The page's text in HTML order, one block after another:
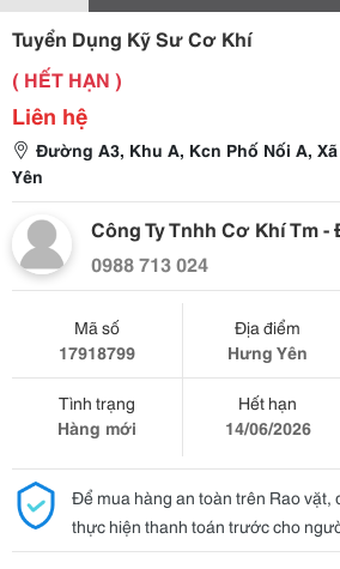
Tuyển Dụng Kỹ Sư Cơ Khí
( HẾT HẠN )
Liên hệ
Đường A3, Khu A, Kcn Phố Nối A,
Yên
Công Ty Tnhh Cơ Khí Tm -
0988 713 024
Mã số
17918799
Địa điểm
Hưng Yên
Tình trạng
Hàng mới
Hết hạn
14/06/2026
Để mua hàng an toàn trên Rao vặt,
thực hiện thanh toán trước cho